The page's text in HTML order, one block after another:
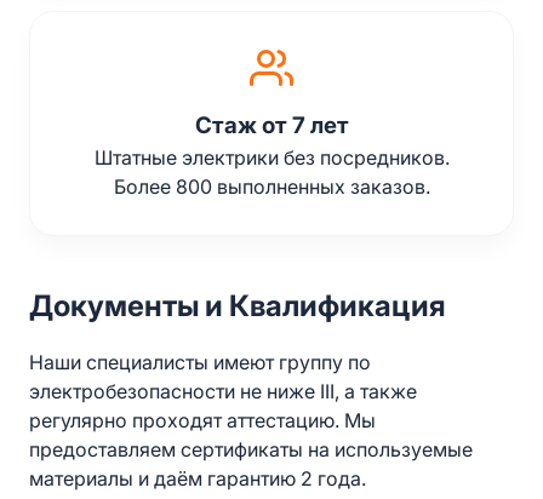
Стаж от 7 лет
Штатные электрики без посредников.
Более 800 выполненных заказов.
Документы и Квалификация
Наши специалисты имеют группу по
электробезопасности не ниже III, а также
регулярно проходят аттестацию. Мы
предоставляем сертификаты на используемые
материалы и даём гарантию 2 года.